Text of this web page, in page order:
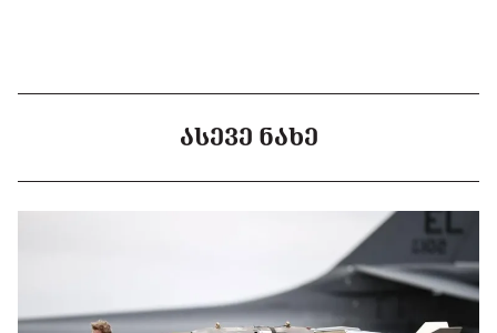
ᲐᲡᲔᲕᲔ ᲜᲐᲮᲔ